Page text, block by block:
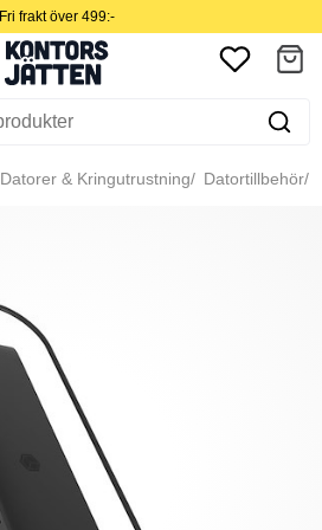
Fri frakt över 499:-
Datorer & Kringutrustning Datortillbehör